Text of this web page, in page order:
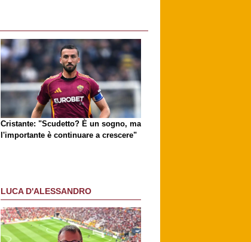
Cristante: "Scudetto? È un sogno, ma
l'importante è continuare a crescere"
LUCA D'ALESSANDRO